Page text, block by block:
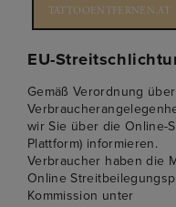
TATTOOENTFERNEN.AT
EU-
Gemäß Verordnung
wir Sie über die Online-
Plattform) informieren.
Verbraucher haben die
Online
Kommission unter